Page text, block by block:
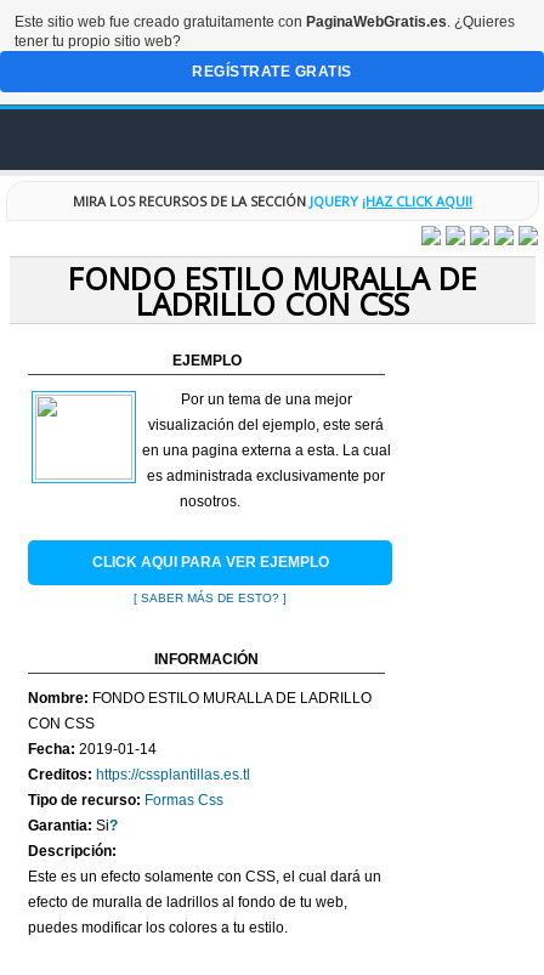
FORO
DISEÑOS
CODIGOS
CONTACTO
MIRA LOS RECURSOS DE LA SECCIÓN JQUERY ¡HAZ CLICK AQUI!
FONDO ESTILO MURALLA DE
LADRILLO CON CSS
EJEMPLO
Por un tema de una mejor
visualización del ejemplo, este será
en una pagina externa a esta. La cual
es administrada exclusivamente por
nosotros.
CLICK AQUI PARA VER EJEMPLO
[ SABER MÁS DE ESTO? ]
INFORMACIÓN
Nombre: FONDO ESTILO MURALLA DE LADRILLO
CON CSS
Fecha: 2019-01-14
Creditos: https://cssplantillas.es.tl
Tipo de recurso: Formas Css
Garantia: Si?
Descripción:
Este es un efecto solamente con CSS, el cual dará un
efecto de muralla de ladrillos al fondo de tu web,
puedes modificar los colores a tu estilo.
Este sitio web fue creado gratuitamente con PaginaWebGratis.es. ¿Quieres
tener tu propio sitio web?
REGÍSTRATE GRATIS